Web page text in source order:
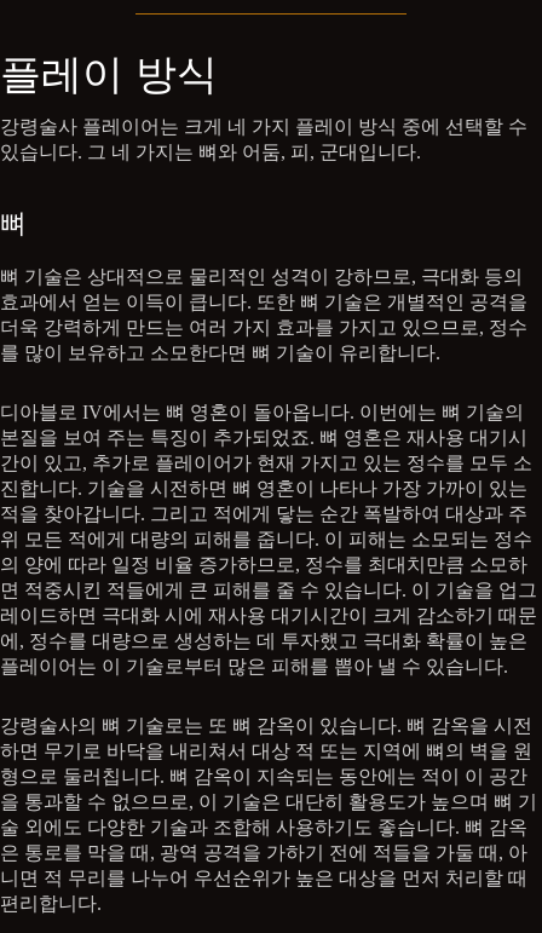
플레이 방식
강령술사 플레이어는 크게 네 가지 플레이 방식 중에 선택할 수
있습니다. 그 네 가지는 뼈와 어둠, 피, 군대입니다.
뼈
뼈 기술은 상대적으로 물리적인 성격이 강하므로, 극대화 등의
효과에서 얻는 이득이 큽니다. 또한 뼈 기술은 개별적인 공격을
더욱 강력하게 만드는 여러 가지 효과를 가지고 있으므로, 정수
를 많이 보유하고 소모한다면 뼈 기술이 유리합니다.
디아블로 IV에서는 뼈 영혼이 돌아옵니다. 이번에는 뼈 기술의
본질을 보여 주는 특징이 추가되었죠. 뼈 영혼은 재사용 대기시
간이 있고, 추가로 플레이어가 현재 가지고 있는 정수를 모두 소
진합니다. 기술을 시전하면 뼈 영혼이 나타나 가장 가까이 있는
적을 찾아갑니다. 그리고 적에게 닿는 순간 폭발하여 대상과 주
위 모든 적에게 대량의 피해를 줍니다. 이 피해는 소모되는 정수
의 양에 따라 일정 비율 증가하므로, 정수를 최대치만큼 소모하
면 적중시킨 적들에게 큰 피해를 줄 수 있습니다. 이 기술을 업그
레이드하면 극대화 시에 재사용 대기시간이 크게 감소하기 때문
에, 정수를 대량으로 생성하는 데 투자했고 극대화 확률이 높은
플레이어는 이 기술로부터 많은 피해를 뽑아 낼 수 있습니다.
강령술사의 뼈 기술로는 또 뼈 감옥이 있습니다. 뼈 감옥을 시전
하면 무기로 바닥을 내리쳐서 대상 적 또는 지역에 뼈의 벽을 원
형으로 둘러칩니다. 뼈 감옥이 지속되는 동안에는 적이 이 공간
을 통과할 수 없으므로, 이 기술은 대단히 활용도가 높으며 뼈 기
술 외에도 다양한 기술과 조합해 사용하기도 좋습니다. 뼈 감옥
은 통로를 막을 때, 광역 공격을 가하기 전에 적들을 가둘 때, 아
니면 적 무리를 나누어 우선순위가 높은 대상을 먼저 처리할 때
편리합니다.